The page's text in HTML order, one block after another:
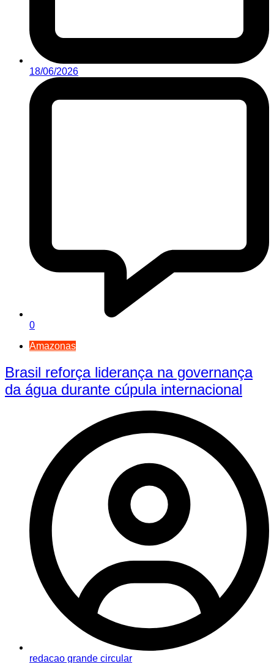
18/06/2026
0
Amazonas
Brasil reforça liderança na governança
da água durante cúpula internacional
redacao grande circular